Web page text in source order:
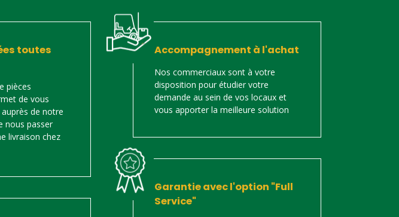
toutes
pièces
de vous
de notre
nous passer
livraison chez
Accompagnement à l'achat
Nos commerciaux sont à votre
disposition pour étudier votre
demande au sein de vos locaux et
vous apporter la meilleure solution
Garantie avec l'option "Full
Service"